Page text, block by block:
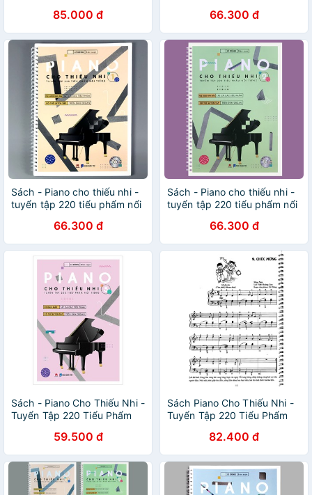
85.000 đ 66.300 đ
Sách - Piano cho thiếu nhi -
tuyển tập 220 tiểu phẩm nổi
66.300 đ
Sách - Piano cho thiếu nhi -
tuyển tập 220 tiểu phẩm nổi
66.300 đ
Sách - Piano Cho Thiếu Nhi -
Tuyển Tập 220 Tiểu Phẩm
Audio đánh mẫu)
59.500 đ
Sách Piano Cho Thiếu Nhi -
Tuyển Tập 220 Tiểu Phẩm
82.400 đ